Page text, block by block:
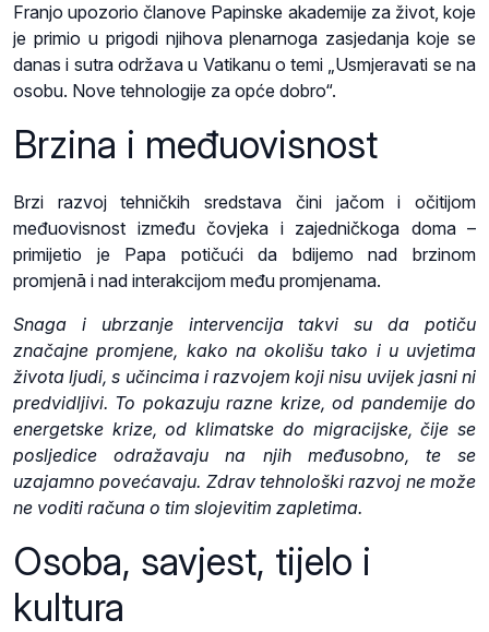
Franjo upozorio članove Papinske akademije za život, koje
je primio u prigodi njihova plenarnoga zasjedanja koje se
danas i sutra održava u Vatikanu o temi „Usmjeravati se na
osobu. Nove tehnologije za opće dobro“.
Brzina i međuovisnost
Brzi razvoj tehničkih sredstava čini jačom i očitijom
međuovisnost između čovjeka i zajedničkoga doma –
primijetio je Papa potičući da bdijemo nad brzinom
promjenā i nad interakcijom među promjenama.
Snaga i ubrzanje intervencija takvi su da potiču
značajne promjene, kako na okolišu tako i u uvjetima
života ljudi, s učincima i razvojem koji nisu uvijek jasni ni
predvidljivi. To pokazuju razne krize, od pandemije do
energetske krize, od klimatske do migracijske, čije se
posljedice odražavaju na njih međusobno, te se
uzajamno povećavaju. Zdrav tehnološki razvoj ne može
ne voditi računa o tim slojevitim zapletima.
Osoba, savjest, tijelo i
kultura